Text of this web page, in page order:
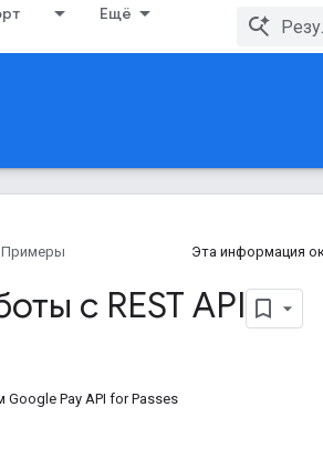
Ещё
Примеры Эта информация
с REST API
Google Pay API for Passes